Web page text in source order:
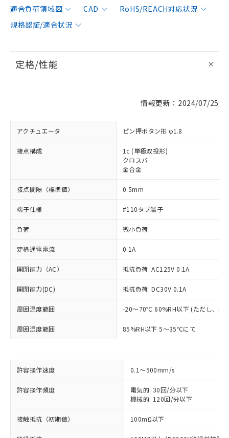
適合負荷領域図
CAD
RoHS/REACH対応状況
規格認証/適合状況
定格/性能
情報更新：2024/07/25
アクチュエータ ピン押ボタン形 φ1.8
接点構成
1c (単極双投形)
クロスバ
金合金
接点間隔（標準値） 0.5mm
端子仕様 #110タブ端子
負荷 微小負荷
定格通電電流 0.1A
開閉能力（AC） 抵抗負荷: AC125V 0.1A
開閉能力(DC) 抵抗負荷: DC30V 0.1A
周囲温度範囲 -20～70℃ 60%RH以下 (ただし、氷
周囲湿度範囲 85%RH以下 5～35℃にて
許容操作速度 0.1～500mm/s
許容操作頻度
電気的: 30回/分以下
機械的: 120回/分以下
接触抵抗（初期値） 100mΩ以下
※1 対応状況
対応済み：EU RoHS指令（10物質）の
非含有に対応した製品が提供可能な商品で